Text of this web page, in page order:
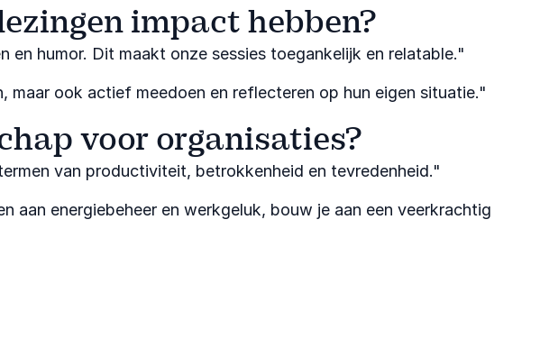
impact hebben?
humor. Dit maakt onze sessies toegankelijk en relatable."​
ook actief meedoen en reflecteren op hun eigen situatie."​
voor organisaties?
van productiviteit, betrokkenheid en tevredenheid."​
aan energiebeheer en werkgeluk, bouw je aan een veerkrachtig